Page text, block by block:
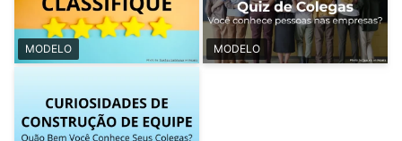
MODELO MODELO